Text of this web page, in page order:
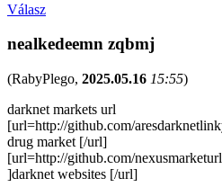
Válasz
nealkedeemn zqbmj
(RabyPlego, 2025.05.16 15:55)
darknet markets url
[url=http://github.com/
drug market [/url]
[url=http://github.com/
]darknet websites [/url]